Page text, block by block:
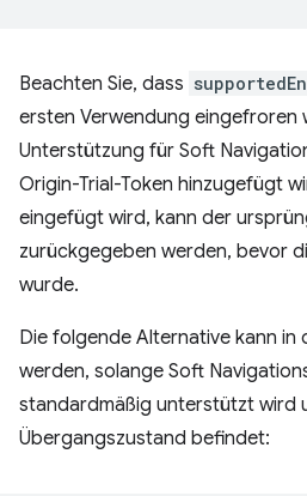
Beachten Sie, dass
ersten Verwendung eingefroren
Unterstützung für Soft
Origin-Trial-Token hinzugefügt
eingefügt wird, kann der
zurückgegeben werden, bevor
wurde.
Die folgende Alternative kann in
werden, solange Soft
standardmäßig unterstützt wird
Übergangszustand befindet: